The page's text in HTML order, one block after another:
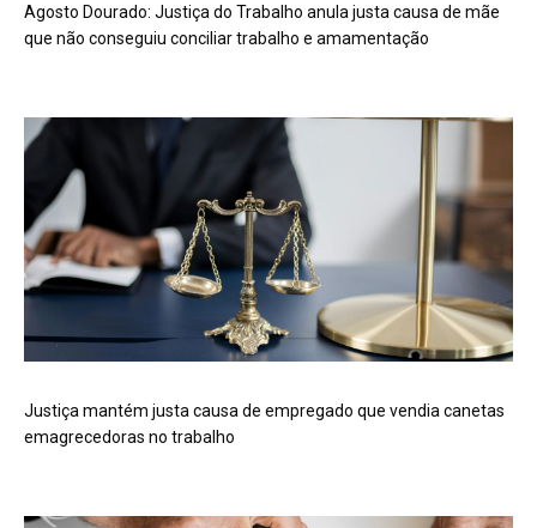
Agosto Dourado: Justiça do Trabalho anula justa causa de mãe
que não conseguiu conciliar trabalho e amamentação
Justiça mantém justa causa de empregado que vendia canetas
emagrecedoras no trabalho